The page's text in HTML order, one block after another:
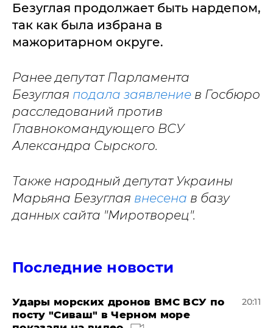
Безуглая продолжает быть нардепом,
так как была избрана в
мажоритарном округе.
Ранее депутат Парламента
Безуглая подала заявление в Госбюро
расследований против
Главнокомандующего ВСУ
Александра Сырского.
Также народный депутат Украины
Марьяна Безуглая внесена в базу
данных сайта "Миротворец".
Последние новости
Удары морских дронов ВМС ВСУ по
посту "Сиваш" в Черном море
20:11